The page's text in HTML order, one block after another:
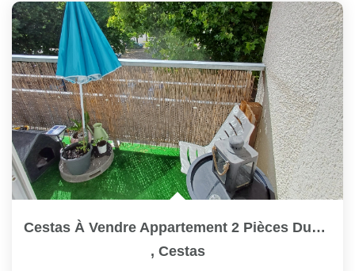
Cestas À Vendre Appartement 2 Pièces Duplex Ref 2288
, Cestas